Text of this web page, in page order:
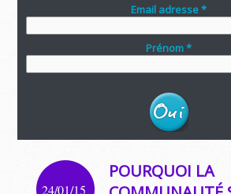
Email adresse *
Prénom *
24/01/15
POURQUOI LA